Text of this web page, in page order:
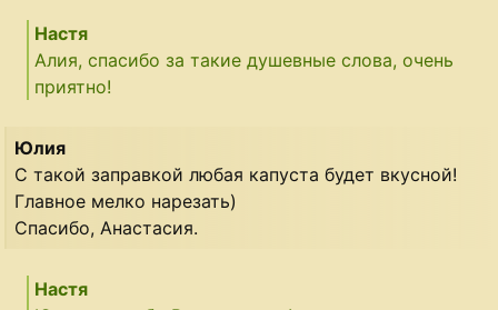
Настя
Алия, спасибо за такие душевные слова, очень
приятно!
Юлия
С такой заправкой любая капуста будет вкусной!
Главное мелко нарезать)
Спасибо, Анастасия.
Настя